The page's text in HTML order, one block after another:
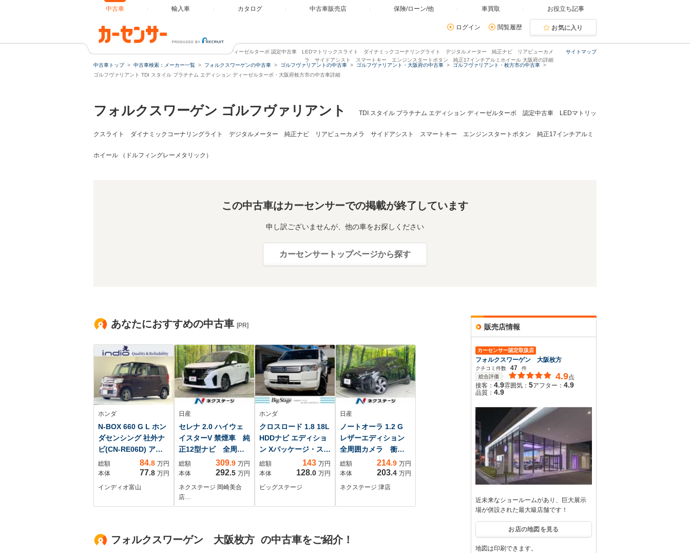
中古車 輸入車 カタログ 中古車販売店 保険/ローン/他 車買取 お役立ち記事
ログイン 閲覧履歴 お気に入り
サイトマップ
ゴルフヴァリアント TDI スタイル プラチナム エディション ディーゼルターボ 認定中古車 LEDマトリックスライト ダイナミックコーナリングライト デジタルメーター 純正ナビ リアビューカメ
ラ サイドアシスト スマートキー エンジンスタートボタン 純正17インチアルミホイール 大阪府の詳細
中古車トップ
中古車検索：メーカー一覧 フォルクスワーゲンの中古車 ゴルフヴァリアントの中古車 ゴルフヴァリアント・大阪府の中古車
ゴルフヴァリアント・枚方市の中古車
ゴルフヴァリアント TDI スタイル プラチナム エディション ディーゼルターボ・大阪府枚方市の中古車詳細
フォルクスワーゲン ゴルフヴァリアント TDI スタイル プラチナム エディション ディーゼルターボ 認定中古車 LEDマトリッ
クスライト ダイナミックコーナリングライト デジタルメーター 純正ナビ リアビューカメラ サイドアシスト スマートキー エンジンスタートボタン 純正17インチアルミ
ホイール （ドルフィングレーメタリック）
この中古車はカーセンサーでの掲載が終了しています
申し訳ございませんが、他の車をお探しください
カーセンサートップページから探す
あなたにおすすめの中古車 [PR]
ホンダ
N-BOX 660 G L ホン
ダセンシング 社外ナ
ビ(CN-RE06D) アダ
プティブクルーズコ
ントロール バックモ
ニター ETC スマート
ット 社外アルミホイ
スト
総額 84.8 万円
本体
77.8 万円
インディオ富山
日産
セレナ 2.0 ハイウェ
イスターV 禁煙車 純
正12型ナビ 全周囲
カメラ デジタルイ
ンナーミラー
ETC2.0 パドルシフ
ト Bluetooth再生
プロパイロット 両
ホールド 純正16イ
総額 309.9 万円
本体
292.5 万円
ネクステージ 岡崎美合
店…
ホンダ
クロスロード 1.8 18L
HDDナビ エディショ
ン Xパッケージ・スマ
ートスタイルパッケ
ージ・HDDナビ・リ
アカメラ・純正リモ
ター・ドライブレコ
ントリーR/T・運転席
総額 143 万円
本体
128.0 万円
ビッグステージ
日産
ノートオーラ 1.2 G
レザーエディション
全周囲カメラ 衝突
被害軽減システム
禁煙車 ドラレコ
コーナーセンサー
ヘッド ビルトイン
報 オートライト
総額 214.9 万円
本体
203.4 万円
ネクステージ 津店
フォルクスワーゲン 大阪枚方 の中古車をご紹介！
販売店情報
カーセンサー認定取扱店
フォルクスワーゲン 大阪枚方
クチコミ件数 47
件
総合評価
4.9点
接客： 4.9雰囲気： 5アフター： 4.9
品質： 4.9
近未来なショールームがあり、巨大展示
場が併設された最大級店舗です！
お店の地図を見る
地図は印刷できます。